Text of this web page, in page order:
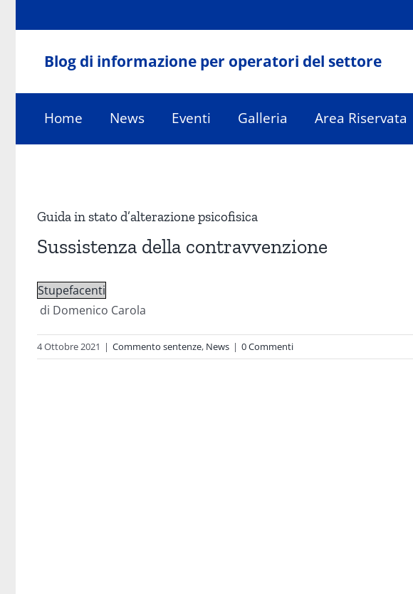
Blog di informazione per operatori del settore
Home News Eventi Galleria Area Riservata
immagine
Guida in stato d’alterazione psicofisica
Sussistenza della contravvenzione
Stupefacenti
di Domenico Carola
4 Ottobre 2021 | Commento sentenze, News | 0 Commenti